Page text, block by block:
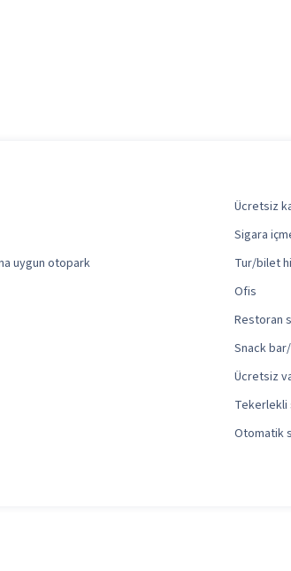
Ücretsiz
Sigara
uygun otopark
Tur/bilet
Ofis
Restoran
Snack
Ücretsiz
Tekerlekli
Otomatik